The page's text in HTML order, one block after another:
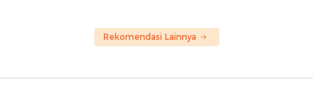
Rekomendasi Lainnya